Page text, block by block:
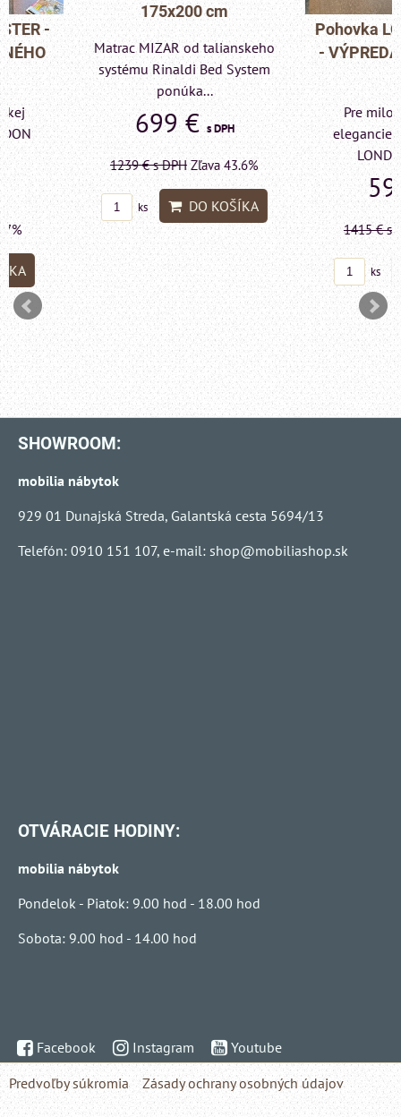
175x200 cm
Matrac MIZAR od talianskeho
systému Rinaldi Bed System
ponúka...
699 €s DPH
1239 €s DPH Zľava 43.6%
ks DO KOŠÍKA
Pohovka LONDON
- VÝPREDAJ
KUSU
Pre milovníkov
elegancie kreslo a
LONDON
599 €s
1415 €s DPH Zľava
ks DO
SHOWROOM:
mobilia nábytok
929 01 Dunajská Streda, Galantská cesta 5694/13
Telefón: 0910 151 107, e-mail: shop@mobiliashop.sk
OTVÁRACIE HODINY:
mobilia nábytok
Pondelok - Piatok: 9.00 hod - 18.00 hod
Sobota: 9.00 hod - 14.00 hod
Facebook Instagram
Youtube
Predvoľby súkromia
Zásady ochrany osobných údajov